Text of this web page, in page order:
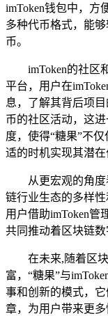
imToken钱包中，方
多种代币格式，能
币。
imToken的社区
平台，用户在
息，了解其背后项
币的社区活动，这
度，使得“糖果”不
适的时机实现其潜在
从更宏观的角
链行业生态的多样性
用户借助imToken管
共同推动着区块链数
在未来,随着区
富，“糖果”与
事和创新的模式，
章，为用户带来更